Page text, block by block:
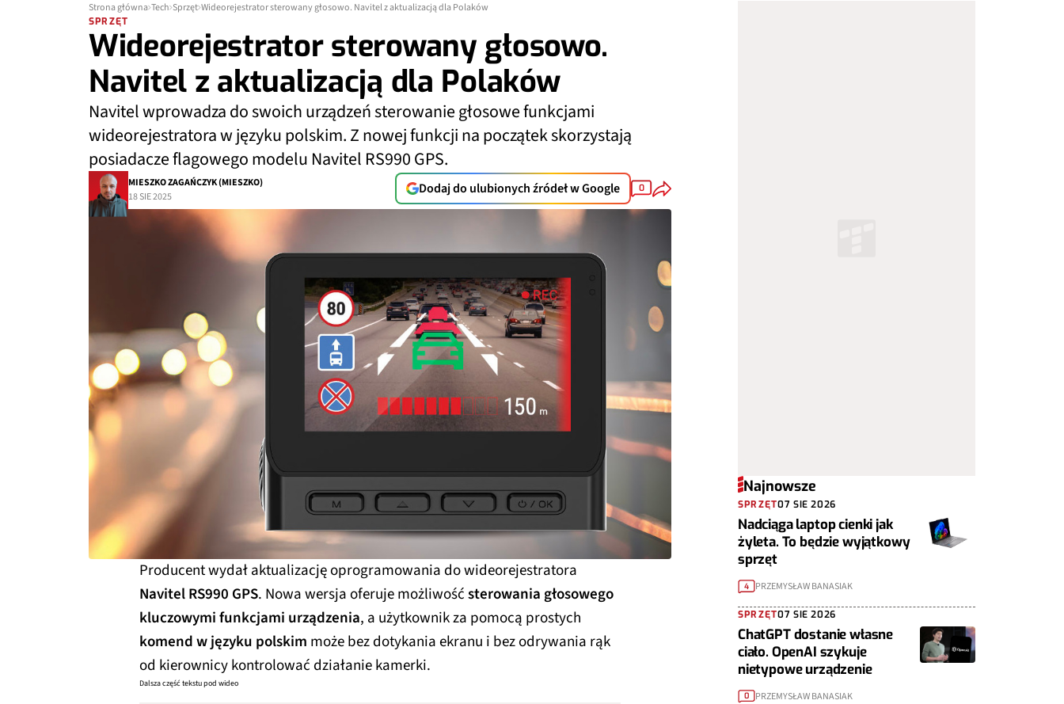
Strona główna Tech Sprzęt Wideorejestrator sterowany głosowo. Navitel z aktualizacją dla Polaków
SPRZĘT
Wideorejestrator sterowany głosowo.
Navitel z aktualizacją dla Polaków
Navitel wprowadza do swoich urządzeń sterowanie głosowe funkcjami
wideorejestratora w języku polskim. Z nowej funkcji na początek skorzystają
posiadacze flagowego modelu Navitel RS990 GPS.
MIESZKO ZAGAŃCZYK (MIESZKO)
18 SIE 2025
Dodaj do ulubionych źródeł w Google 0
Producent wydał aktualizację oprogramowania do wideorejestratora
Navitel RS990 GPS. Nowa wersja oferuje możliwośćsterowania głosowego
kluczowymi funkcjami urządzenia, a użytkownik za pomocą prostych
komend w języku polskim może bez dotykania ekranu i bez odrywania rąk
od kierownicy kontrolować działanie kamerki.
Dalsza część tekstu pod wideo
Najnowsze
SPRZĘT07 SIE 2026
Nadciąga laptop cienki jak
żyleta. To będzie wyjątkowy
sprzęt
4 PRZEMYSŁAW BANASIAK
SPRZĘT07 SIE 2026
ChatGPT dostanie własne
ciało. OpenAI szykuje
nietypowe urządzenie
0 PRZEMYSŁAW BANASIAK